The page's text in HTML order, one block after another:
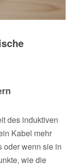
des induktiven
Kabel mehr
oder wenn sie in
wie die